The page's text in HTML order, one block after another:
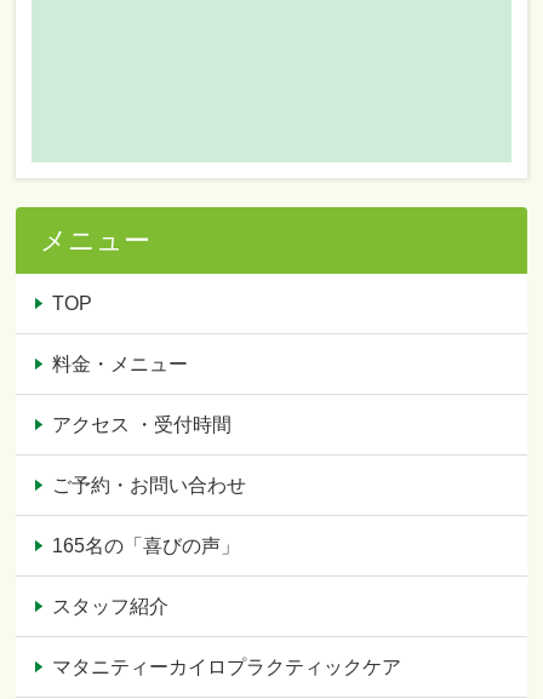
メニュー
TOP
料金・メニュー
アクセス ・受付時間
ご予約・お問い合わせ
165名の「喜びの声」
スタッフ紹介
マタニティーカイロプラクティックケア